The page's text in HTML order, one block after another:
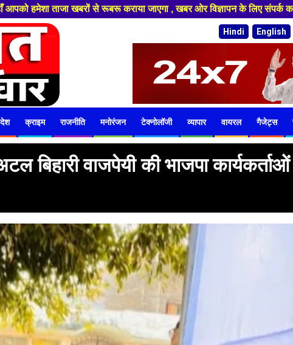
ओर विज्ञापन के लिए संपर्क करे +91 9058084488 ,हमारे यूट्यूब चैनल को
Hindi English
क्राइम राजनीति मनोरंजन टेक्नोलॉजी व्यापार वायरल गैजेट्स
बिहारी वाजपेयी की भाजपा